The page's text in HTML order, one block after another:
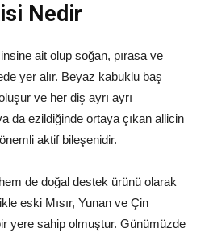
Nedir
ait olup soğan, pırasa ve
yer alır. Beyaz kabuklu baş
ve her diş ayrı ayrı
da ezildiğinde ortaya çıkan allicin
önemli aktif bileşenidir.
de doğal destek ürünü olarak
eski Mısır, Yunan ve Çin
yere sahip olmuştur. Günümüzde